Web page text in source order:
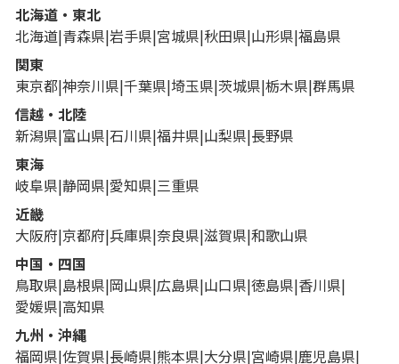
北海道・東北
北海道 青森県 岩手県 宮城県 秋田県 山形県 福島県
関東
東京都 神奈川県 千葉県 埼玉県 茨城県 栃木県 群馬県
信越・北陸
新潟県 富山県 石川県 福井県 山梨県 長野県
東海
岐阜県 静岡県 愛知県 三重県
近畿
大阪府 京都府 兵庫県 奈良県 滋賀県 和歌山県
中国・四国
鳥取県 島根県 岡山県 広島県 山口県 徳島県 香川県
愛媛県 高知県
九州・沖縄
福岡県 佐賀県 長崎県 熊本県 大分県 宮崎県 鹿児島県